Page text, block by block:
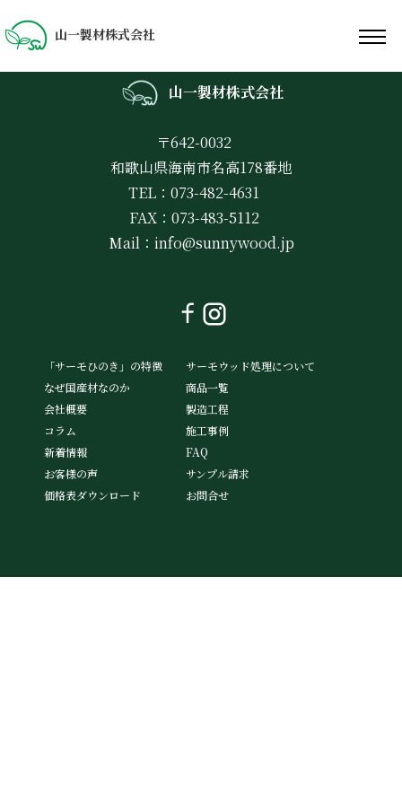
山一製材株式会社
山一製材株式会社
〒642-0032
和歌山県海南市名高178番地
TEL：073-482-4631
FAX：073-483-5112
Mail： info@sunnywood.jp
「サーモひのき」の特徴
サーモウッド処理について
なぜ国産材なのか
商品一覧
会社概要
製造工程
コラム
施工事例
新着情報
FAQ
お客様の声
サンプル請求
価格表ダウンロード
お問合せ